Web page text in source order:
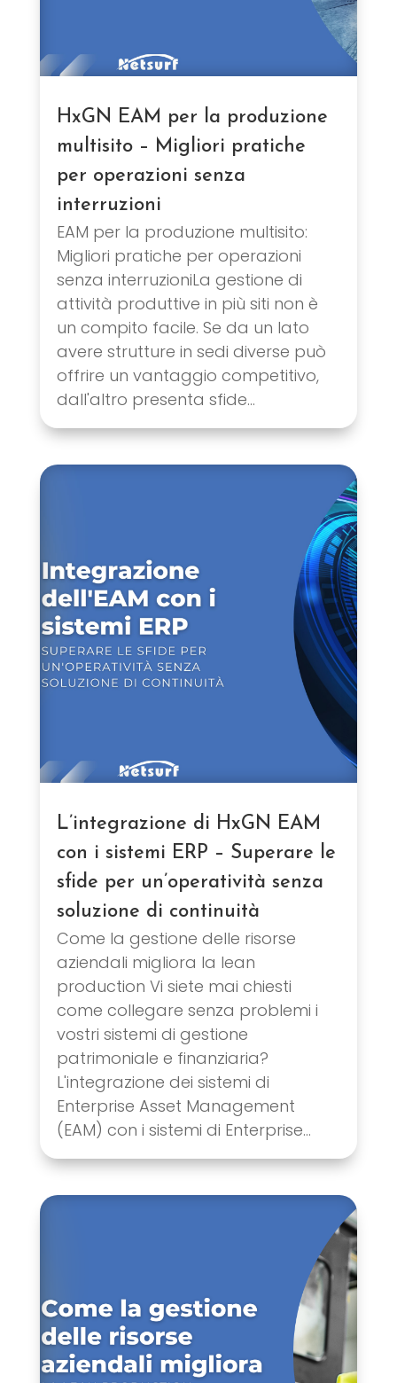
HxGN EAM per la produzione
multisito – Migliori pratiche
per operazioni senza
interruzioni
EAM per la produzione multisito:
Migliori pratiche per operazioni
senza interruzioniLa gestione di
attività produttive in più siti non è
un compito facile. Se da un lato
avere strutture in sedi diverse può
offrire un vantaggio competitivo,
dall'altro presenta sfide...
L’integrazione di HxGN EAM
con i sistemi ERP – Superare le
sfide per un’operatività senza
soluzione di continuità
Come la gestione delle risorse
aziendali migliora la lean
production Vi siete mai chiesti
come collegare senza problemi i
vostri sistemi di gestione
patrimoniale e finanziaria?
L'integrazione dei sistemi di
Enterprise Asset Management
(EAM) con i sistemi di Enterprise...